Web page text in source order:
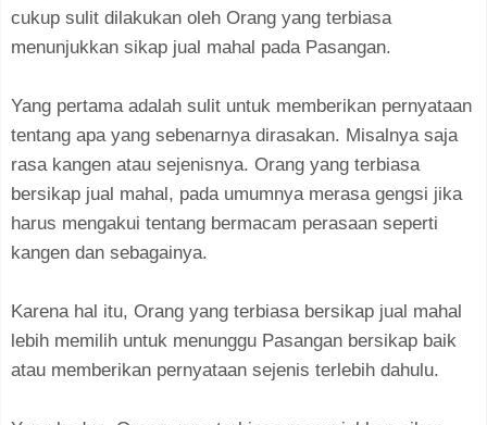
cukup sulit dilakukan oleh Orang yang terbiasa
menunjukkan sikap jual mahal pada Pasangan.
Yang pertama adalah sulit untuk memberikan pernyataan
tentang apa yang sebenarnya dirasakan. Misalnya saja
rasa kangen atau sejenisnya. Orang yang terbiasa
bersikap jual mahal, pada umumnya merasa gengsi jika
harus mengakui tentang bermacam perasaan seperti
kangen dan sebagainya.
Karena hal itu, Orang yang terbiasa bersikap jual mahal
lebih memilih untuk menunggu Pasangan bersikap baik
atau memberikan pernyataan sejenis terlebih dahulu.